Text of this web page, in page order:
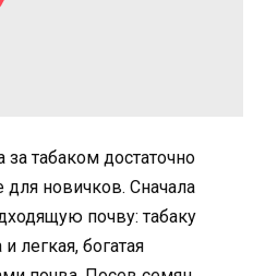
табаком достаточно
новичков. Сначала
почву: табаку
легкая, богатая